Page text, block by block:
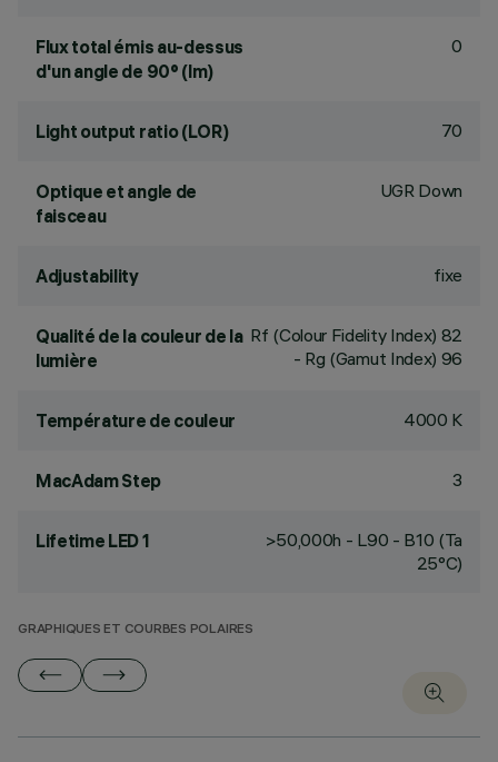
Flux total émis au-dessus
d'un angle de 90° (lm)
0
Light output ratio (LOR) 70
Optique et angle de
faisceau
UGR Down
Adjustability fixe
Qualité de la couleur de la
lumière
Rf (Colour Fidelity Index) 82
- Rg (Gamut Index) 96
Température de couleur 4000 K
MacAdam Step 3
Lifetime LED 1
>50,000h - L90 - B10 (Ta
25°C)
GRAPHIQUES ET COURBES POLAIRES